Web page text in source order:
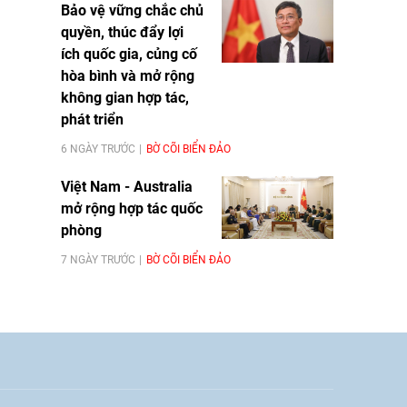
Bảo vệ vững chắc chủ
quyền, thúc đẩy lợi
ích quốc gia, củng cố
hòa bình và mở rộng
không gian hợp tác,
phát triển
6 NGÀY TRƯỚC BỜ CÕI BIỂN ĐẢO
Việt Nam - Australia
mở rộng hợp tác quốc
phòng
7 NGÀY TRƯỚC BỜ CÕI BIỂN ĐẢO